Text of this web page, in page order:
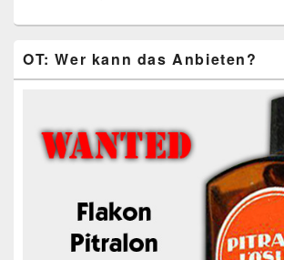
OT: Wer kann das Anbieten?